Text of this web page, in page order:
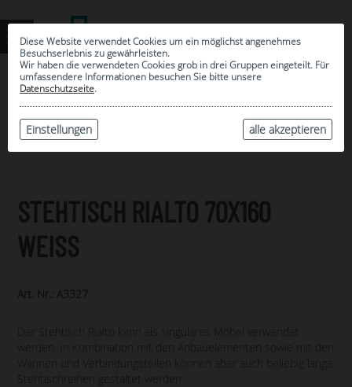
Diese Website verwendet Cookies um ein möglichst angenehmes
Besuchserlebnis zu gewährleisten.
Wir haben die verwendeten Cookies grob in drei Gruppen eingeteilt. Für
umfassendere Informationen besuchen Sie bitte unsere
Datenschutzseite.
alle akzeptieren
Einstellungen
ARCHIV
STEHTISCH RIALTO 70X160
WEISS
Art. Nr.: A3327
Der Stehtisch Rialto kann als singuläres Möbel verwendet
werden. In Kombination mit den Anbauelementen sowie mit den
Wannen und Verbindungsteilen können aber auch beliebig lange
Stehtischreihen gestaltet werden.